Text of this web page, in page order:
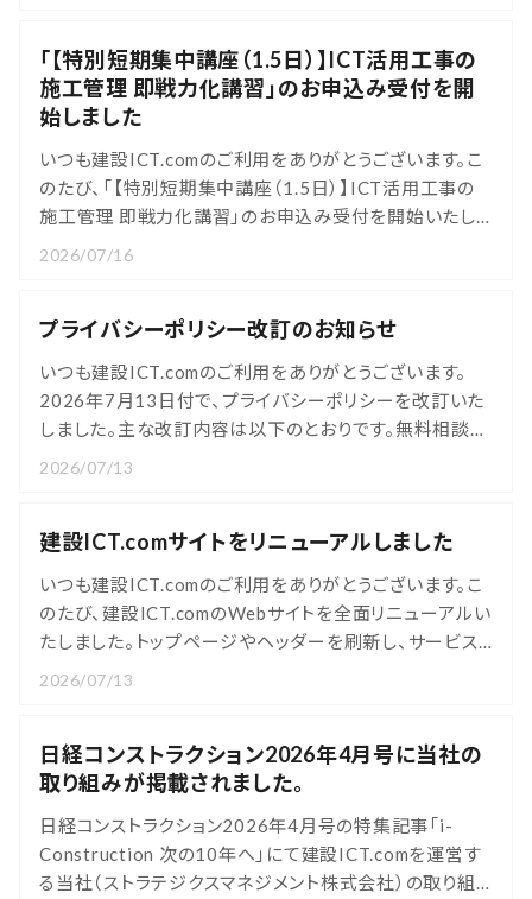
資料請求をいただいた方の個人情報の利用目的に、当社
の商品やサービスに関する情報
「【特別短期集中講座（1.5日）】ICT活用工事の
施工管理 即戦力化講習」のお申込み受付を開
始しました
いつも建設ICT.comのご利用をありがとうございます。こ
のたび、「【特別短期集中講座（1.5日）】ICT活用工事の
施工管理 即戦力化講習」のお申込み受付を開始いたし
ました。1.5日(計10時間)の短期集中プログラムで、ICT
は、人材開発支援助成金(事業展開等リスキリング支援コ
2026/07/16
プライバシーポリシー改訂のお知らせ
いつも建設ICT.comのご利用をありがとうございます。
2026年7月13日付で、プライバシーポリシーを改訂いた
しました。主な改訂内容は以下のとおりです。無料相談サ
ービスの開始にともない、無料相談・お問い合わせフォー
請求をいただいた方の個人情報の利用目的を見直し、記
載を整理しました。個人情報の取
2026/07/13
建設ICT.comサイトをリニューアルしました
いつも建設ICT.comのご利用をありがとうございます。こ
のたび、建設ICT.comのWebサイトを全面リニューアルい
たしました。トップページやヘッダーを刷新し、サービス・
実績/事例・コラムなど、お探しの情報にたどり着きやすい
料の無料ダウンロードICT施工の総合支援サービスの概
要・導入フロー・料金
2026/07/13
日経コンストラクション2026年4月号に当社の
取り組みが掲載されました。
日経コンストラクション2026年4月号の特集記事「i-
Construction 次の10年へ」にて建設ICT.comを運営す
る当社（ストラテジクスマネジメント株式会社）の取り組